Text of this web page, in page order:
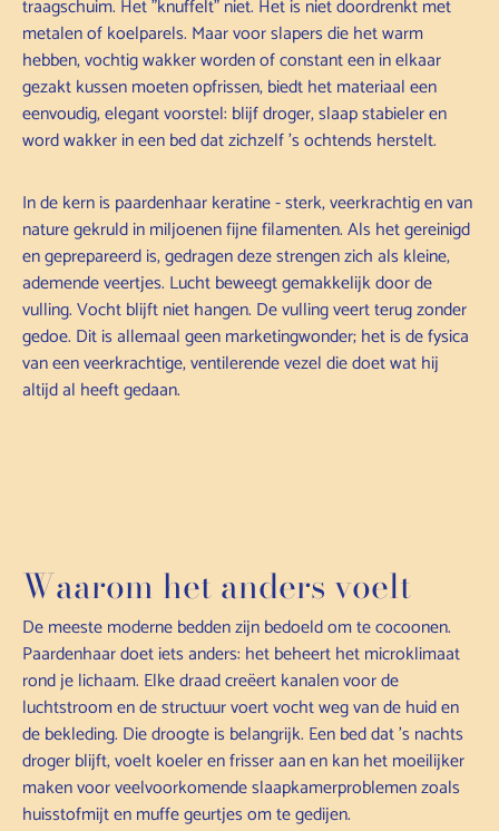
traagschuim. Het "knuffelt" niet. Het is niet doordrenkt met
metalen of koelparels. Maar voor slapers die het warm
hebben, vochtig wakker worden of constant een in elkaar
gezakt kussen moeten opfrissen, biedt het materiaal een
eenvoudig, elegant voorstel: blijf droger, slaap stabieler en
word wakker in een bed dat zichzelf 's ochtends herstelt.
In de kern is paardenhaar keratine - sterk, veerkrachtig en van
nature gekruld in miljoenen fijne filamenten. Als het gereinigd
en geprepareerd is, gedragen deze strengen zich als kleine,
ademende veertjes. Lucht beweegt gemakkelijk door de
vulling. Vocht blijft niet hangen. De vulling veert terug zonder
gedoe. Dit is allemaal geen marketingwonder; het is de fysica
van een veerkrachtige, ventilerende vezel die doet wat hij
altijd al heeft gedaan.
Waarom het anders voelt
De meeste moderne bedden zijn bedoeld om te cocoonen.
Paardenhaar doet iets anders: het beheert het microklimaat
rond je lichaam. Elke draad creëert kanalen voor de
luchtstroom en de structuur voert vocht weg van de huid en
de bekleding. Die droogte is belangrijk. Een bed dat 's nachts
droger blijft, voelt koeler en frisser aan en kan het moeilijker
maken voor veelvoorkomende slaapkamerproblemen zoals
huisstofmijt en muffe geurtjes om te gedijen.